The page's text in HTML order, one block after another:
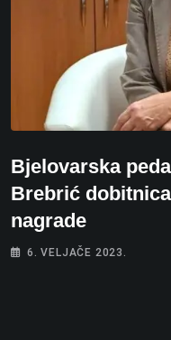
Bjelovarska
Brebrić
nagrade
6. VELJAČE 2023.